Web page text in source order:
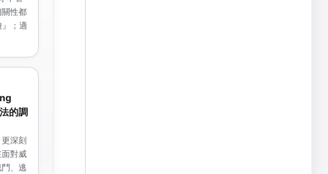
性都
；適
的調
深刻
對威
、逃